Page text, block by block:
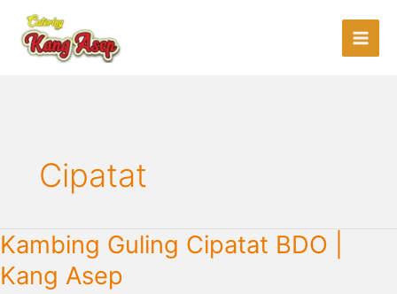
konten
Cipatat
Kambing Guling Cipatat BDO |
Kang Asep
Kambing
Guling
Cipatat